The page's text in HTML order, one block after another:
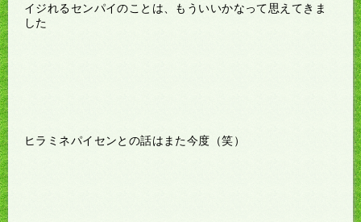
イジれるセンパイのことは、もういいかなって思えてきま
した
ヒラミネパイセンとの話はまた今度（笑）